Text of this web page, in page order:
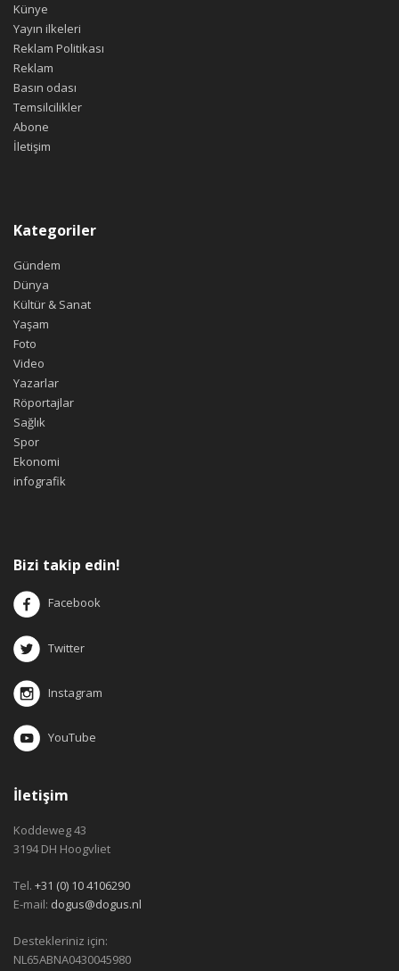
Künye
Yayın ilkeleri
Reklam Politikası
Reklam
Basın odası
Temsilcilikler
Abone
İletişim
Kategoriler
Gündem
Dünya
Kültür & Sanat
Yaşam
Foto
Video
Yazarlar
Röportajlar
Sağlık
Spor
Ekonomi
infografik
Bizi takip edin!
Facebook
Twitter
Instagram
YouTube
İletişim
Koddeweg 43
3194 DH Hoogvliet
Tel. +31 (0) 10 4106290
E-mail: dogus@dogus.nl
Destekleriniz için:
NL65ABNA0430045980